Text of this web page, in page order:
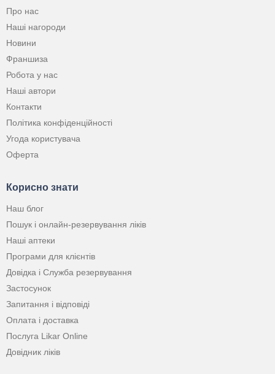
Про нас
Наші нагороди
Новини
Франшиза
Робота у нас
Наші автори
Контакти
Політика конфіденційності
Угода користувача
Оферта
Корисно знати
Наш блог
Пошук і онлайн-резервування ліків
Наші аптеки
Програми для клієнтів
Довідка і Служба резервування
Застосунок
Запитання і відповіді
Оплата і доставка
Послуга Likar Online
Довідник ліків